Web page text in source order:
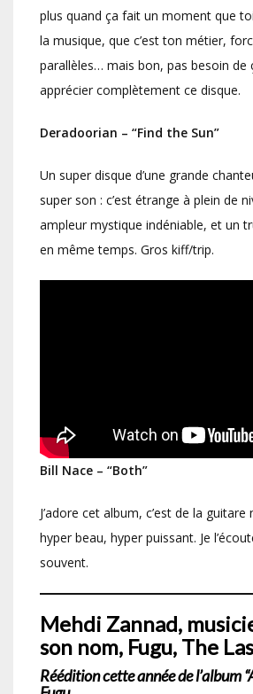
plus quand ça fait un moment que
la musique, que c’est ton métier,
parallèles… mais bon, pas besoin de
apprécier complètement ce disque.
Deradoorian – “Find the Sun”
Un super disque d’une grande
super son : c’est étrange à plein de
ampleur mystique indéniable, et un
en même temps. Gros kiff/trip.
Bill Nace – “Both”
J’adore cet album, c’est de la guitare
hyper beau, hyper puissant. Je
souvent.
Mehdi Zannad,
son nom, Fugu, The
Réédition cette année de l’album